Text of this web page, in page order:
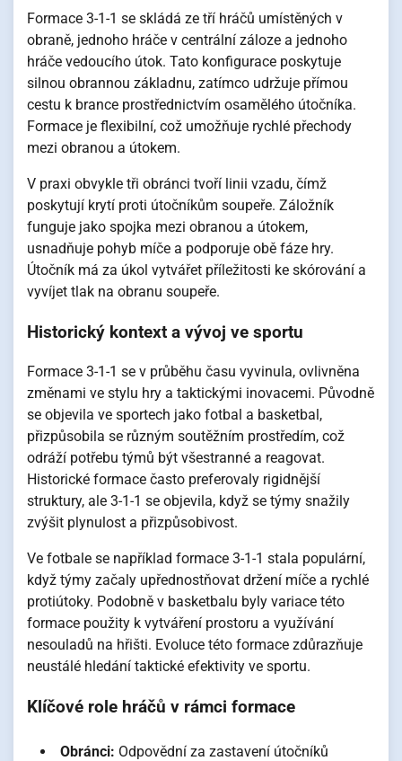
Formace 3-1-1 se skládá ze tří hráčů umístěných v
obraně, jednoho hráče v centrální záloze a jednoho
hráče vedoucího útok. Tato konfigurace poskytuje
silnou obrannou základnu, zatímco udržuje přímou
cestu k brance prostřednictvím osamělého útočníka.
Formace je flexibilní, což umožňuje rychlé přechody
mezi obranou a útokem.
V praxi obvykle tři obránci tvoří linii vzadu, čímž
poskytují krytí proti útočníkům soupeře. Záložník
funguje jako spojka mezi obranou a útokem,
usnadňuje pohyb míče a podporuje obě fáze hry.
Útočník má za úkol vytvářet příležitosti ke skórování a
vyvíjet tlak na obranu soupeře.
Historický kontext a vývoj ve sportu
Formace 3-1-1 se v průběhu času vyvinula, ovlivněna
změnami ve stylu hry a taktickými inovacemi. Původně
se objevila ve sportech jako fotbal a basketbal,
přizpůsobila se různým soutěžním prostředím, což
odráží potřebu týmů být všestranné a reagovat.
Historické formace často preferovaly rigidnější
struktury, ale 3-1-1 se objevila, když se týmy snažily
zvýšit plynulost a přizpůsobivost.
Ve fotbale se například formace 3-1-1 stala populární,
když týmy začaly upřednostňovat držení míče a rychlé
protiútoky. Podobně v basketbalu byly variace této
formace použity k vytváření prostoru a využívání
nesouladů na hřišti. Evoluce této formace zdůrazňuje
neustálé hledání taktické efektivity ve sportu.
Klíčové role hráčů v rámci formace
Obránci: Odpovědní za zastavení útočníků